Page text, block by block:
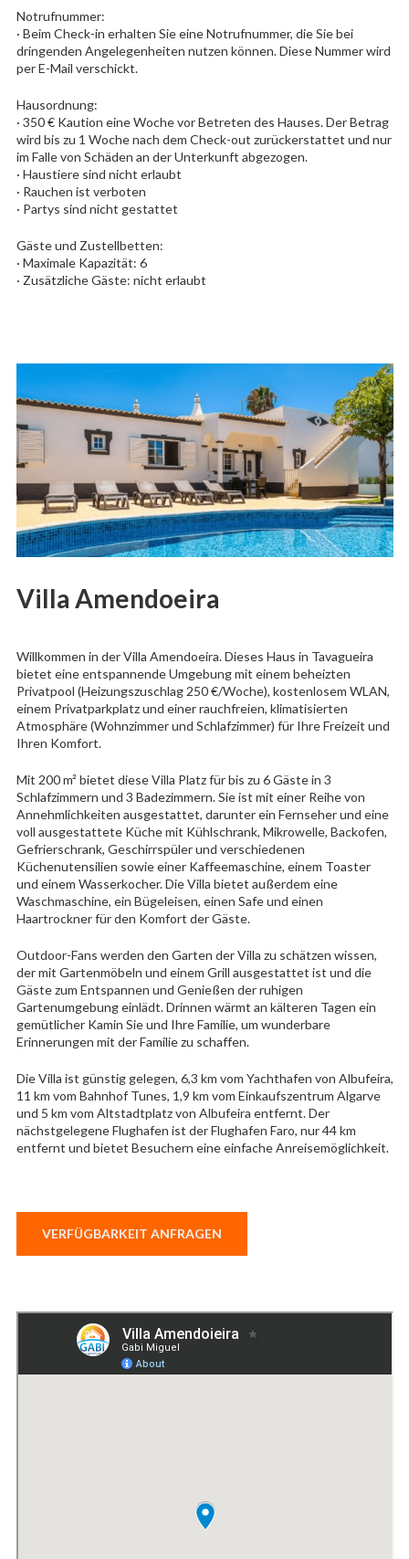
Notrufnummer:
· Beim Check-in erhalten Sie eine Notrufnummer, die Sie bei
dringenden Angelegenheiten nutzen können. Diese Nummer wird
per E-Mail verschickt.
Hausordnung:
· 350 € Kaution eine Woche vor Betreten des Hauses. Der Betrag
wird bis zu 1 Woche nach dem Check-out zurückerstattet und nur
im Falle von Schäden an der Unterkunft abgezogen.
· Haustiere sind nicht erlaubt
· Rauchen ist verboten
· Partys sind nicht gestattet
Gäste und Zustellbetten:
· Maximale Kapazität: 6
· Zusätzliche Gäste: nicht erlaubt
Villa Amendoeira
Willkommen in der Villa Amendoeira. Dieses Haus in Tavagueira
bietet eine entspannende Umgebung mit einem beheizten
Privatpool (Heizungszuschlag 250 €/Woche), kostenlosem WLAN,
einem Privatparkplatz und einer rauchfreien, klimatisierten
Atmosphäre (Wohnzimmer und Schlafzimmer) für Ihre Freizeit und
Ihren Komfort.
Mit 200 m² bietet diese Villa Platz für bis zu 6 Gäste in 3
Schlafzimmern und 3 Badezimmern. Sie ist mit einer Reihe von
Annehmlichkeiten ausgestattet, darunter ein Fernseher und eine
voll ausgestattete Küche mit Kühlschrank, Mikrowelle, Backofen,
Gefrierschrank, Geschirrspüler und verschiedenen
Küchenutensilien sowie einer Kaffeemaschine, einem Toaster
und einem Wasserkocher. Die Villa bietet außerdem eine
Waschmaschine, ein Bügeleisen, einen Safe und einen
Haartrockner für den Komfort der Gäste.
Outdoor-Fans werden den Garten der Villa zu schätzen wissen,
der mit Gartenmöbeln und einem Grill ausgestattet ist und die
Gäste zum Entspannen und Genießen der ruhigen
Gartenumgebung einlädt. Drinnen wärmt an kälteren Tagen ein
gemütlicher Kamin Sie und Ihre Familie, um wunderbare
Erinnerungen mit der Familie zu schaffen.
Die Villa ist günstig gelegen, 6,3 km vom Yachthafen von Albufeira,
11 km vom Bahnhof Tunes, 1,9 km vom Einkaufszentrum Algarve
und 5 km vom Altstadtplatz von Albufeira entfernt. Der
nächstgelegene Flughafen ist der Flughafen Faro, nur 44 km
entfernt und bietet Besuchern eine einfache Anreisemöglichkeit.
VERFÜGBARKEIT ANFRAGEN